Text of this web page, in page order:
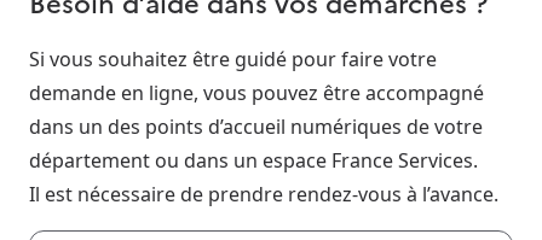
Si vous souhaitez être guidé pour faire votre
demande en ligne, vous pouvez être accompagné
dans un des points d’accueil numériques de votre
département ou dans un espace France Services.
Il est nécessaire de prendre rendez-vous à l’avance.